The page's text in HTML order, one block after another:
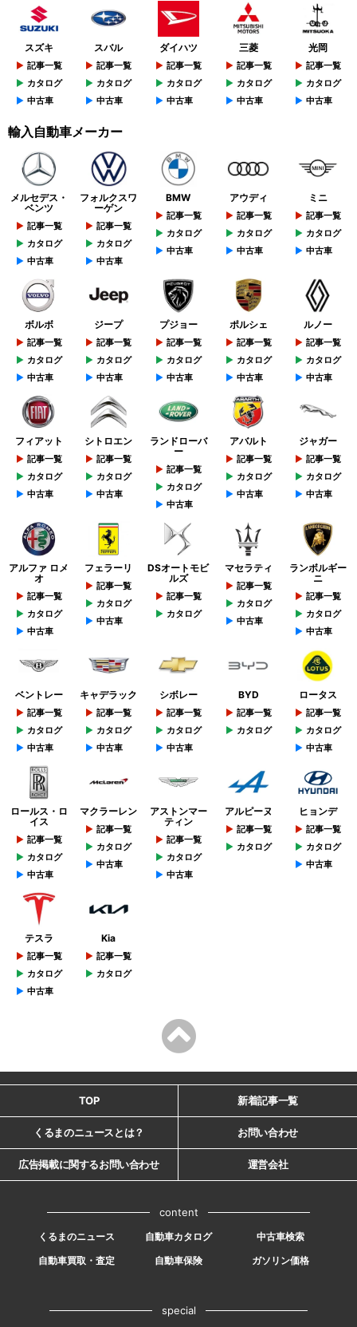
スズキ
記事一覧
カタログ
中古車
スバル
記事一覧
カタログ
中古車
ダイハツ
記事一覧
カタログ
中古車
三菱
記事一覧
カタログ
中古車
光岡
記事一覧
カタログ
中古車
輸入自動車メーカー
メルセデス・
ベンツ
記事一覧
カタログ
中古車
フォルクスワ
ーゲン
記事一覧
カタログ
中古車
BMW
記事一覧
カタログ
中古車
アウディ
記事一覧
カタログ
中古車
ミニ
記事一覧
カタログ
中古車
ボルボ
記事一覧
カタログ
中古車
ジープ
記事一覧
カタログ
中古車
プジョー
記事一覧
カタログ
中古車
ポルシェ
記事一覧
カタログ
中古車
ルノー
記事一覧
カタログ
中古車
フィアット
記事一覧
カタログ
中古車
シトロエン
記事一覧
カタログ
中古車
ランドローバ
ー
記事一覧
カタログ
中古車
アバルト
記事一覧
カタログ
中古車
ジャガー
記事一覧
カタログ
中古車
アルファ ロメ
オ
記事一覧
カタログ
中古車
フェラーリ
記事一覧
カタログ
中古車
DSオートモビ
ルズ
記事一覧
カタログ
マセラティ
記事一覧
カタログ
中古車
ランボルギー
ニ
記事一覧
カタログ
中古車
ベントレー
記事一覧
カタログ
中古車
キャデラック
記事一覧
カタログ
中古車
シボレー
記事一覧
カタログ
中古車
BYD
記事一覧
カタログ
ロータス
記事一覧
カタログ
中古車
ロールス・ロ
イス
記事一覧
カタログ
中古車
マクラーレン
記事一覧
カタログ
中古車
アストンマー
ティン
記事一覧
カタログ
中古車
アルピーヌ
記事一覧
カタログ
ヒョンデ
記事一覧
カタログ
中古車
テスラ
記事一覧
カタログ
中古車
Kia
記事一覧
カタログ
TOP 新着記事一覧
くるまのニュースとは？ お問い合わせ
広告掲載に関するお問い合わせ 運営会社
content
くるまのニュース 自動車カタログ
中古車検索
自動車買取・査定
自動車保険 ガソリン価格
special